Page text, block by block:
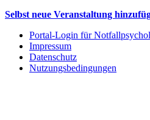
Selbst neue Veranstaltung
Portal-Login für
Impressum
Datenschutz
Nutzungsbedingungen